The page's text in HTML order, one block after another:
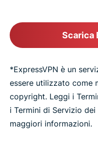
Scarica
*ExpressVPN è un
essere utilizzato come
copyright. Leggi i
i Termini di Servizio
maggiori informazioni.